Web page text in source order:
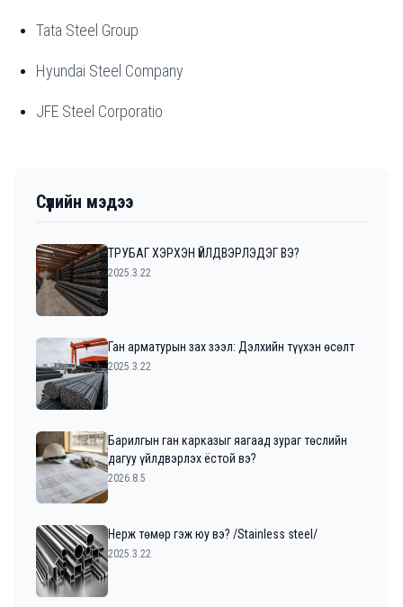
Tata Steel Group
Hyundai Steel Company
JFE Steel Corporatio
Сүүлийн мэдээ
ТРУБАГ ХЭРХЭН ҮЙЛДВЭРЛЭДЭГ ВЭ?
2025.3.22
Ган арматурын зах зээл: Дэлхийн түүхэн өсөлт
2025.3.22
Барилгын ган карказыг яагаад зураг төслийн
дагуу үйлдвэрлэх ёстой вэ?
2026.8.5
Нерж төмөр гэж юу вэ? /Stainless steel/
2025.3.22